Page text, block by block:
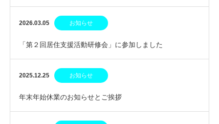
2026.03.05 お知らせ
「第２回居住支援活動研修会」に参加しました
2025.12.25 お知らせ
年末年始休業のお知らせとご挨拶